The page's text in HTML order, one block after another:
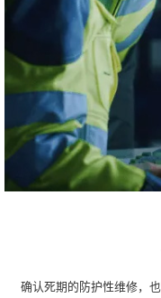
确认死期的防护性维修，